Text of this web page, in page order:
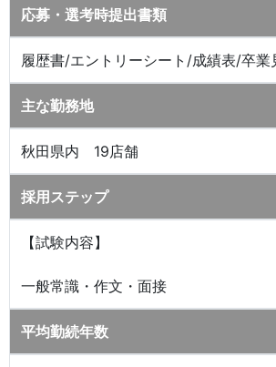
応募・選考時提出書類
履歴書/エントリーシート/成績表/卒業
主な勤務地
秋田県内 19店舗
採用ステップ
【試験内容】
一般常識・作文・面接
平均勤続年数